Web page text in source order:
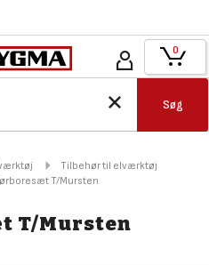
Søg
0
Tilbehør til elværktøj
T/Mursten
T/Mursten